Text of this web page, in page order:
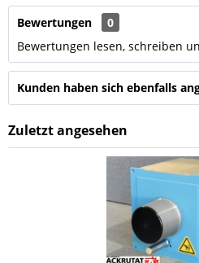
Bewertungen
0
Bewertungen lesen, schreiben
Kunden haben sich ebenfalls
Zuletzt angesehen